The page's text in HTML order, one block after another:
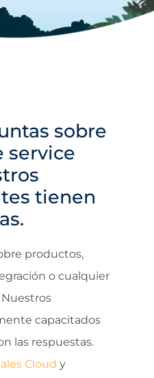
sobre
service
tienen
productos,
o cualquier
capacitados
las respuestas.
Cloud y